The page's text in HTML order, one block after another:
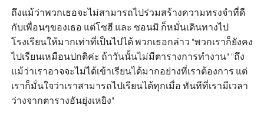
ถึงแม้ว่าพวกเธอจะไม่สามารถไปร่วมสร้างความทรงจำที่ดี
กับเพื่อนๆของเธอ แต่โซฮี และ ซอนมิ ก็หมั่นเดินทางไป
โรงเรียนให้มากเท่าที่เป็นไปได้ พวกเธอกล่าว "พวกเราก็ยังคง
ไปเรียนเหมือนปกติค่ะ ถ้าวันนั้นไม่มีตารางการทำงาน" "ถึง
แม้ว่าเราอาจจะไม่ได้เข้าเรียนได้มากอย่างที่เราต้องการ แต่
เราก็มั่นใจว่าเราสามารถไปเรียนได้ทุกเมื่อ ทันทีที่เรามีเวลา
ว่างจากตารางอันยุ่งเหยิง"